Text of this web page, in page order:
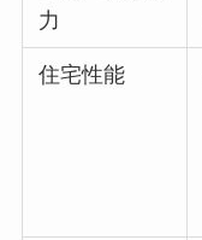
力
住宅性能